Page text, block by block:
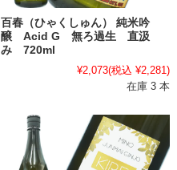
百春（ひゃくしゅん） 純米吟
醸 Acid G 無ろ過生 直汲
み 720ml
¥2,073(税込 ¥2,281)
在庫 3 本